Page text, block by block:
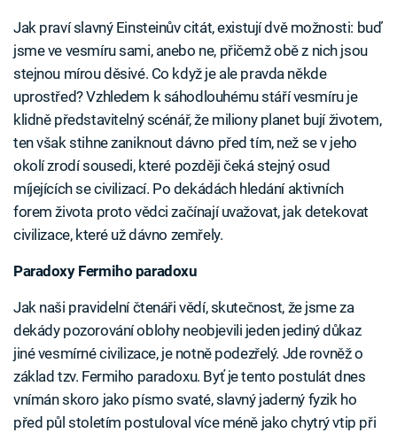
Jak praví slavný Einsteinův citát, existují dvě možnosti: buď
jsme ve vesmíru sami, anebo ne, přičemž obě z nich jsou
stejnou mírou děsivé. Co když je ale pravda někde
uprostřed? Vzhledem k sáhodlouhému stáří vesmíru je
klidně představitelný scénář, že miliony planet bují životem,
ten však stihne zaniknout dávno před tím, než se v jeho
okolí zrodí sousedi, které později čeká stejný osud
míjejících se civilizací. Po dekádách hledání aktivních
forem života proto vědci začínají uvažovat, jak detekovat
civilizace, které už dávno zemřely.
Paradoxy Fermiho paradoxu
Jak naši pravidelní čtenáři vědí, skutečnost, že jsme za
dekády pozorování oblohy neobjevili jeden jediný důkaz
jiné vesmírné civilizace, je notně podezřelý. Jde rovněž o
základ tzv. Fermiho paradoxu. Byť je tento postulát dnes
vnímán skoro jako písmo svaté, slavný jaderný fyzik ho
před půl stoletím postuloval více méně jako chytrý vtip při